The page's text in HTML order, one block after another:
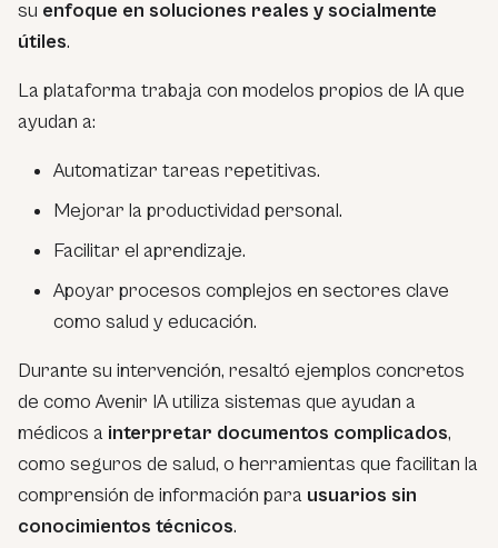
su enfoque en soluciones reales y socialmente
útiles.
La plataforma trabaja con modelos propios de IA que
ayudan a:
Automatizar tareas repetitivas.
Mejorar la productividad personal.
Facilitar el aprendizaje.
Apoyar procesos complejos en sectores clave
como salud y educación.
Durante su intervención, resaltó ejemplos concretos
de como Avenir IA utiliza sistemas que ayudan a
médicos a interpretar documentos complicados,
como seguros de salud, o herramientas que facilitan la
comprensión de información para usuarios sin
conocimientos técnicos.